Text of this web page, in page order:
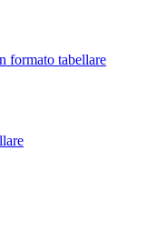
formato tabellare